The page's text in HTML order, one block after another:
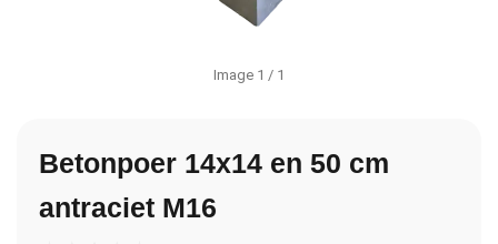
Image 1 / 1
Betonpoer 14x14 en 50 cm
antraciet M16